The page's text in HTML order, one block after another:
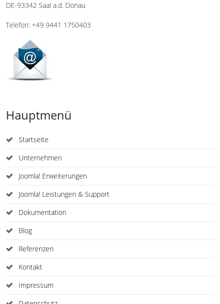
DE-93342 Saal a.d. Donau
Telefon: +49 9441 1750403
Hauptmenü
Startseite
Unternehmen
Joomla! Erweiterungen
Joomla! Leistungen & Support
Dokumentation
Blog
Referenzen
Kontakt
Impressum